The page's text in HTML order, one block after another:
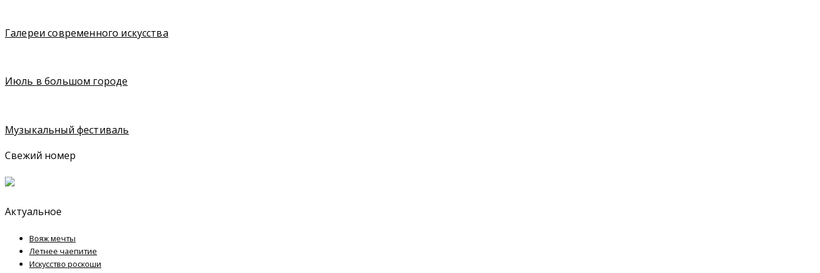
Галереи современного искусства
Июль в большом городе
Музыкальный фестиваль
Свежий номер
Актуальное
Вояж мечты
Летнее чаепитие
Искусство роскоши